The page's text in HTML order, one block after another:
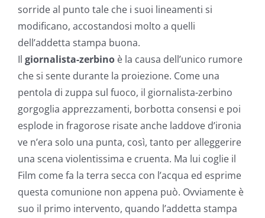
sorride al punto tale che i suoi lineamenti si
modificano, accostandosi molto a quelli
dell’addetta stampa buona.
Il giornalista-zerbino è la causa dell’unico rumore
che si sente durante la proiezione. Come una
pentola di zuppa sul fuoco, il giornalista-zerbino
gorgoglia apprezzamenti, borbotta consensi e poi
esplode in fragorose risate anche laddove d’ironia
ve n’era solo una punta, così, tanto per alleggerire
una scena violentissima e cruenta. Ma lui coglie il
Film come fa la terra secca con l’acqua ed esprime
questa comunione non appena può. Ovviamente è
suo il primo intervento, quando l’addetta stampa